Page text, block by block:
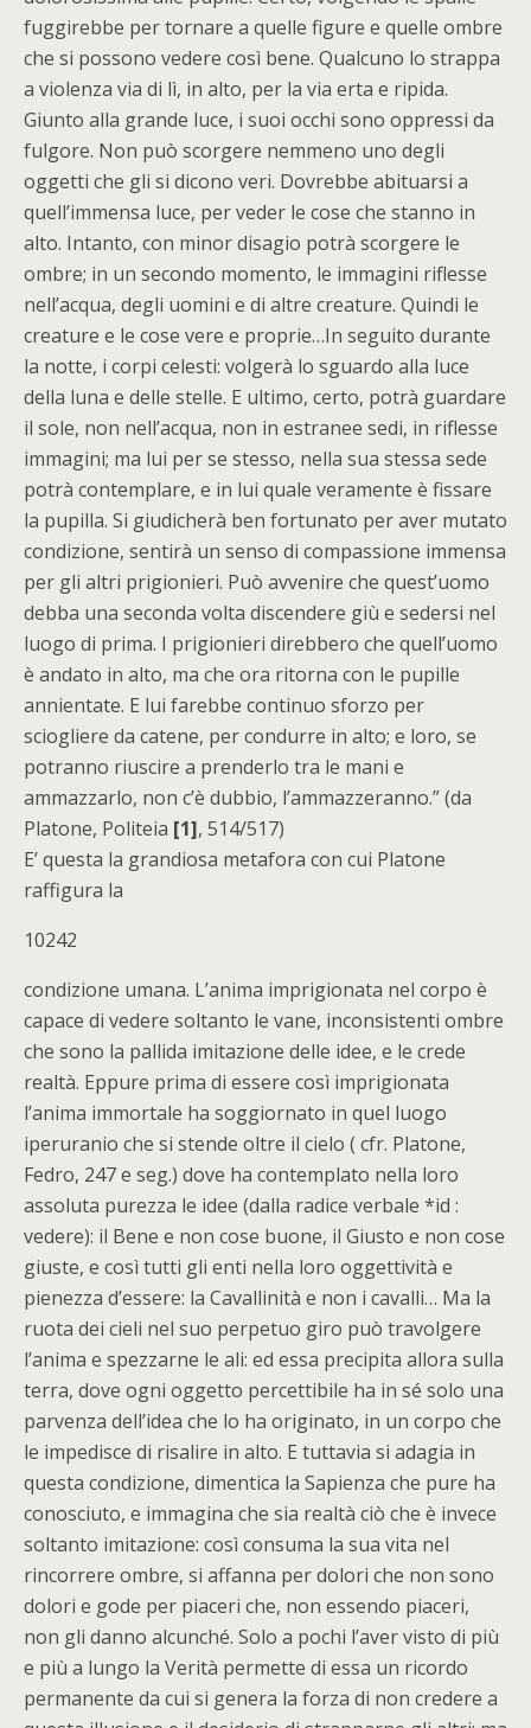
fuggirebbe per tornare a quelle figure e quelle ombre
che si possono vedere così bene. Qualcuno lo strappa
a violenza via di lì, in alto, per la via erta e ripida.
Giunto alla grande luce, i suoi occhi sono oppressi da
fulgore. Non può scorgere nemmeno uno degli
oggetti che gli si dicono veri. Dovrebbe abituarsi a
quell’immensa luce, per veder le cose che stanno in
alto. Intanto, con minor disagio potrà scorgere le
ombre; in un secondo momento, le immagini riflesse
nell’acqua, degli uomini e di altre creature. Quindi le
creature e le cose vere e proprie…In seguito durante
la notte, i corpi celesti: volgerà lo sguardo alla luce
della luna e delle stelle. E ultimo, certo, potrà guardare
il sole, non nell’acqua, non in estranee sedi, in riflesse
immagini; ma lui per se stesso, nella sua stessa sede
potrà contemplare, e in lui quale veramente è fissare
la pupilla. Si giudicherà ben fortunato per aver mutato
condizione, sentirà un senso di compassione immensa
per gli altri prigionieri. Può avvenire che quest’uomo
debba una seconda volta discendere giù e sedersi nel
luogo di prima. I prigionieri direbbero che quell’uomo
è andato in alto, ma che ora ritorna con le pupille
annientate. E lui farebbe continuo sforzo per
sciogliere da catene, per condurre in alto; e loro, se
potranno riuscire a prenderlo tra le mani e
ammazzarlo, non c’è dubbio, l’ammazzeranno.” (da
Platone, Politeia [1], 514/517)
E’ questa la grandiosa metafora con cui Platone
raffigura la
10242
condizione umana. L’anima imprigionata nel corpo è
capace di vedere soltanto le vane, inconsistenti ombre
che sono la pallida imitazione delle idee, e le crede
realtà. Eppure prima di essere così imprigionata
l’anima immortale ha soggiornato in quel luogo
iperuranio che si stende oltre il cielo ( cfr. Platone,
Fedro, 247 e seg.) dove ha contemplato nella loro
assoluta purezza le idee (dalla radice verbale *id :
vedere): il Bene e non cose buone, il Giusto e non cose
giuste, e così tutti gli enti nella loro oggettività e
pienezza d’essere: la Cavallinità e non i cavalli… Ma la
ruota dei cieli nel suo perpetuo giro può travolgere
l’anima e spezzarne le ali: ed essa precipita allora sulla
terra, dove ogni oggetto percettibile ha in sé solo una
parvenza dell’idea che lo ha originato, in un corpo che
le impedisce di risalire in alto. E tuttavia si adagia in
questa condizione, dimentica la Sapienza che pure ha
conosciuto, e immagina che sia realtà ciò che è invece
soltanto imitazione: così consuma la sua vita nel
rincorrere ombre, si affanna per dolori che non sono
dolori e gode per piaceri che, non essendo piaceri,
non gli danno alcunché. Solo a pochi l’aver visto di più
e più a lungo la Verità permette di essa un ricordo
permanente da cui si genera la forza di non credere a